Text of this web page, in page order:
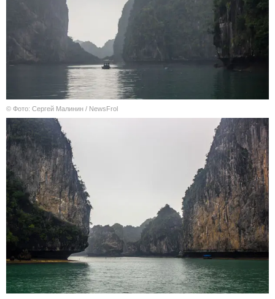
© Фото: Сергей Малинин / NewsFrol